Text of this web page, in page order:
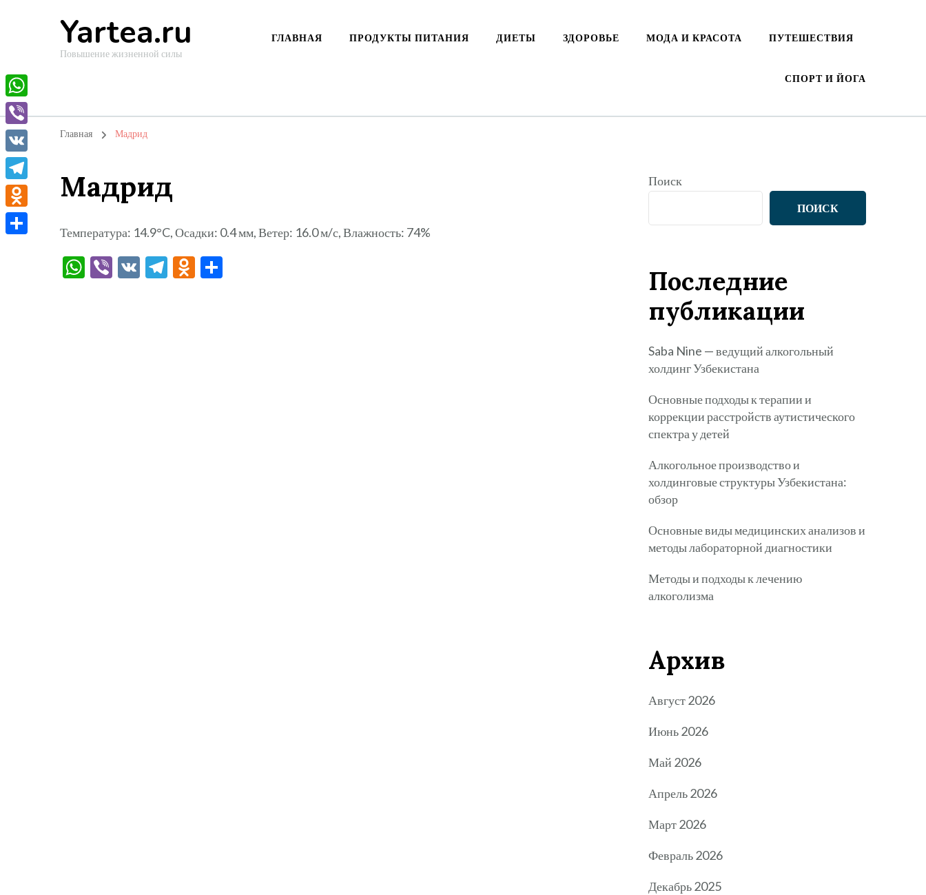
Yartea.ru
Повышение жизненной силы
ГЛАВНАЯ ПРОДУКТЫ ПИТАНИЯ ДИЕТЫ ЗДОРОВЬЕ МОДА И КРАСОТА ПУТЕШЕСТВИЯ
СПОРТ И ЙОГА
Главная Мадрид
Мадрид
Температура: 14.9°C, Осадки: 0.4 мм, Ветер: 16.0 м/с, Влажность: 74%
WhatsApp
Viber
VK Telegram
Odnoklassniki
Поиск
ПОИСК
Последние
публикации
Saba Nine — ведущий алкогольный
холдинг Узбекистана
Основные подходы к терапии и
коррекции расстройств аутистического
спектра у детей
Алкогольное производство и
холдинговые структуры Узбекистана:
обзор
Основные виды медицинских анализов и
методы лабораторной диагностики
Методы и подходы к лечению
алкоголизма
Архив
Август 2026
Июнь 2026
Май 2026
Апрель 2026
Март 2026
Февраль 2026
Декабрь 2025
WhatsApp
Viber
VK
Telegram
Odnoklassniki